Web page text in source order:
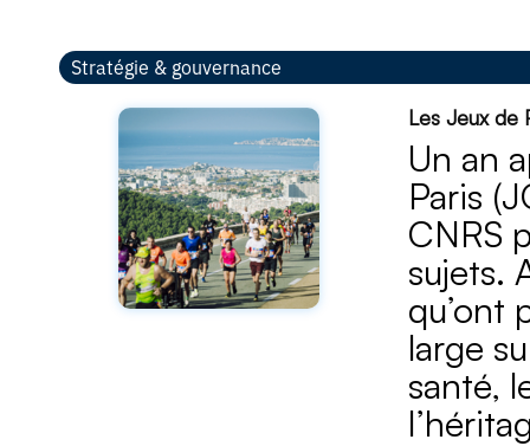
Stratégie & gouvernance
Les Jeux de
Un an
Paris
CNRS
sujets.
qu’ont
large
santé,